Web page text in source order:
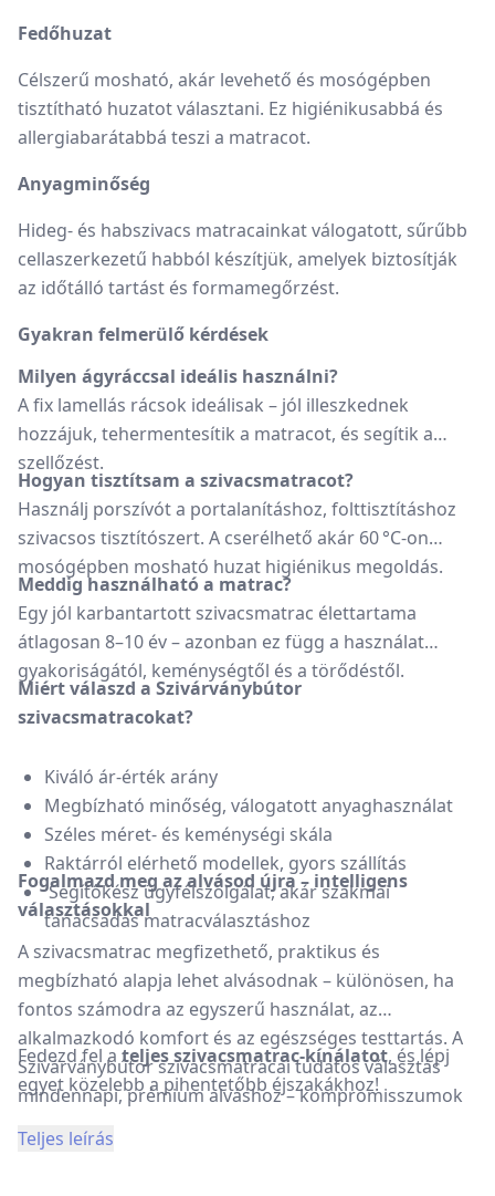
Fedőhuzat
Célszerű mosható, akár levehető és mosógépben
tisztítható huzatot választani. Ez higiénikusabbá és
allergiabarátabbá teszi a matracot.
Anyagminőség
Hideg- és habszivacs matracainkat válogatott, sűrűbb
cellaszerkezetű habból készítjük, amelyek biztosítják
az időtálló tartást és formamegőrzést.
Gyakran felmerülő kérdések
Milyen ágyráccsal ideális használni?
A fix lamellás rácsok ideálisak – jól illeszkednek
hozzájuk, tehermentesítik a matracot, és segítik a
szellőzést.
Hogyan tisztítsam a szivacsmatracot?
Használj porszívót a portalanításhoz, folttisztításhoz
szivacsos tisztítószert. A cserélhető akár 60 °C-on
mosógépben mosható huzat higiénikus megoldás.
Meddig használható a matrac?
Egy jól karbantartott szivacsmatrac élettartama
átlagosan 8–10 év – azonban ez függ a használat
gyakoriságától, keménységtől és a törődéstől.
Miért válaszd a Szivárványbútor
szivacsmatracokat?
Kiváló ár-érték arány
Megbízható minőség, válogatott anyaghasználat
Széles méret- és keménységi skála
Raktárról elérhető modellek, gyors szállítás
Segítőkész ügyfélszolgálat, akár szakmai
tanácsadás matracválasztáshoz
Fogalmazd meg az alvásod újra – intelligens
választásokkal
A szivacsmatrac megfizethető, praktikus és
megbízható alapja lehet alvásodnak – különösen, ha
fontos számodra az egyszerű használat, az
alkalmazkodó komfort és az egészséges testtartás. A
Szivárványbútor szivacsmatracai tudatos választás
mindennapi, prémium alváshoz – kompromisszumok
Fedezd fel a teljes szivacsmatrac-kínálatot, és lépj
egyet közelebb a pihentetőbb éjszakákhoz!
Teljes leírás